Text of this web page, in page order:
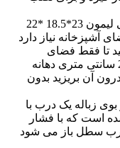
ابعاد این سطل کابینتی لیمون 23*18.5 *22
آشپزخانه نیاز دارد
تا فقط فضای
داخلی کابینت را اشغال کند. طول 22 سانتی متری دهانه
آن بریزید بدون
زباله یک درب با
است که با فشار
سطل باز می شود